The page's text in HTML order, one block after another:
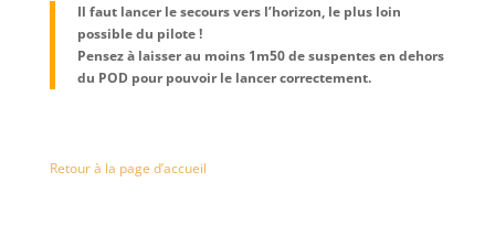
Il faut lancer le secours vers l’horizon, le plus loin
possible du pilote !
Pensez à laisser au moins 1m50 de suspentes en dehors
du POD pour pouvoir le lancer correctement.
Retour à la page d’accueil